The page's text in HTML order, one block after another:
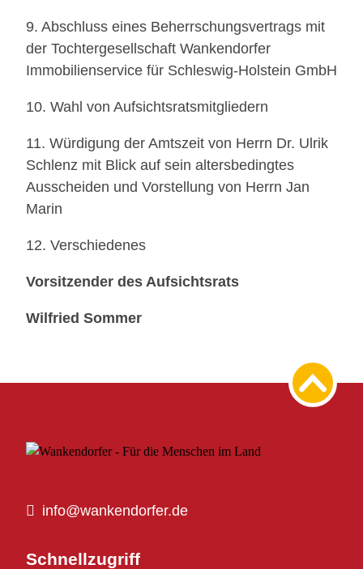
9. Abschluss eines Beherrschungsvertrags mit
der Tochtergesellschaft Wankendorfer
Immobilienservice für Schleswig-Holstein GmbH
10. Wahl von Aufsichtsratsmitgliedern
11. Würdigung der Amtszeit von Herrn Dr. Ulrik
Schlenz mit Blick auf sein altersbedingtes
Ausscheiden und Vorstellung von Herrn Jan
Marin
12. Verschiedenes
Vorsitzender des Aufsichtsrats
Wilfried Sommer
info@wankendorfer.de
Schnellzugriff